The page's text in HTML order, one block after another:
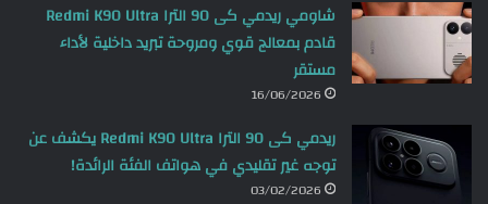
شاومي ريدمي كى 90 الترا Redmi K90 Ultra
قادم بمعالج قوي ومروحة تبريد داخلية لأداء
مستقر
16/06/2026
ريدمي كى 90 الترا Redmi K90 Ultra يكشف عن
توجه غير تقليدي في هواتف الفئة الرائدة!
03/02/2026